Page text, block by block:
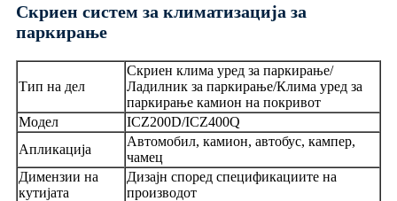
Скриен систем за климатизација за
паркирање
Тип на дел
Скриен клима уред за паркирање/
Ладилник за паркирање/Клима уред за
паркирање камион на покривот
Модел
ICZ200D/ICZ400Q
Апликација
Автомобил, камион, автобус, кампер,
чамец
Димензии на
кутијата
Дизајн според спецификациите на
производот